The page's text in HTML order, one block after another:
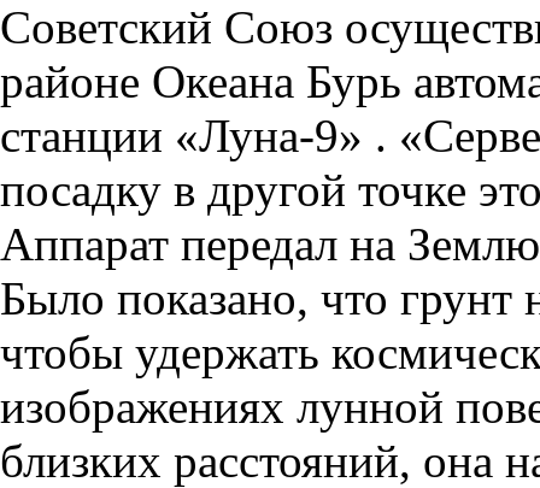
Советский Союз
районе Океана Бурь
станции «Луна-9» .
посадку в другой точке
Аппарат передал на
Было показано, что грунт
чтобы удержать
изображениях лунной
близких расстояний, она